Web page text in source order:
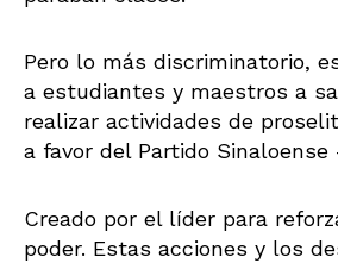
Pero lo más discriminatorio,
a estudiantes y maestros a
realizar actividades de
a favor del Partido Sinaloense
Creado por el líder para
poder. Estas acciones y los